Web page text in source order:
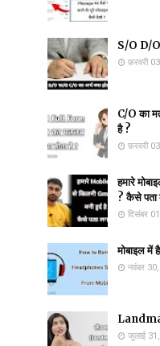
S/O D/O
फ़रवरी
C/O का
है ?
फ़रवरी
हमारे
? कैसे
दिसंबर
मोबाइल
नवंबर
जुलाई